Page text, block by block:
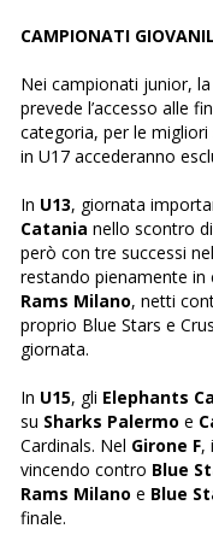
CAMPIONATI
Nei campionati junior,
prevede l’accesso alle
categoria, per le
in U17 accederanno
In U13, giornata
Catania nello scontro
però con tre successi
restando pienamente in
Rams Milano, netti
proprio Blue Stars e
giornata.
In U15, gli Elephants
su Sharks Palermo e
Cardinals. Nel Girone F, i
vincendo contro Blue
Rams Milano e Blue
finale.